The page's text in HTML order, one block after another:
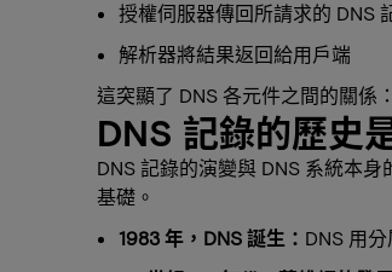
授權伺服器傳回所請求的 DNS
解析器將結果返回給用戶端
這突顯了 DNS 各元件之間的關係
DNS 記錄的歷史
DNS 記錄的演變與 DNS 系統本
基礎。
1983 年，DNS 誕生： DNS 用